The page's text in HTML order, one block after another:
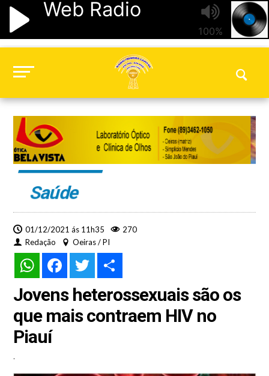
Saúde
01/12/2021 ás 11h35
270
Redação
Oeiras / PI
WhatsAppFacebookTwitter
Jovens heterossexuais são os
que mais contraem HIV no
Piauí
.